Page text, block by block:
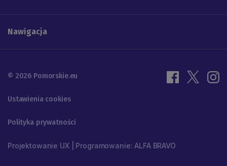
Nawigacja
© 2026 Pomorskie.eu
Ustawienia cookies
Polityka prywatności
Projektowanie UX | Programowanie: ALFA BRAVO